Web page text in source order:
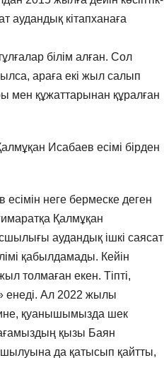
аудандық кітапханаға
білім алған. Сол
араға екі жыл салып
мен құжаттарынан құралған
Исабаев есімі бірден
неге бермеске деген
Қалмұқан
аудандық ішкі саясат
қабылдамады. Кейін
толмаған екен. Тіпті,
енеді. Ал 2022 жылы
қуанышымызда шек
қызы Баян
да қатысып қайтты,